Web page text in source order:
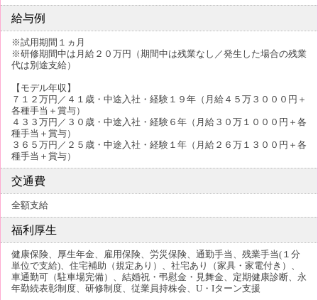
給与例
※試用期間１ヵ月
※研修期間中は月給２０万円（期間中は残業なし／発生した場合の残業
代は別途支給）
【モデル年収】
７１２万円／４１歳・中途入社・経験１９年（月給４５万３０００円＋
各種手当＋賞与）
４３３万円／３０歳・中途入社・経験６年（月給３０万１０００円＋各
種手当＋賞与）
３６５万円／２５歳・中途入社・経験１年（月給２６万１３００円＋各
種手当＋賞与）
交通費
全額支給
福利厚生
健康保険、厚生年金、雇用保険、労災保険、通勤手当、残業手当(１分
単位で支給)、住宅補助（規定あり）、社宅あり（家具・家電付き）、
車通勤可（駐車場完備）、結婚祝・弔慰金・見舞金、定期健康診断、永
年勤続表彰制度、研修制度、従業員持株会、U・Iターン支援